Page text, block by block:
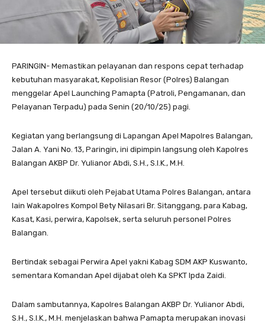
PARINGIN- Memastikan pelayanan dan respons cepat terhadap
kebutuhan masyarakat, Kepolisian Resor (Polres) Balangan
menggelar Apel Launching Pamapta (Patroli, Pengamanan, dan
Pelayanan Terpadu) pada Senin (20/10/25) pagi.
Kegiatan yang berlangsung di Lapangan Apel Mapolres Balangan,
Jalan A. Yani No. 13, Paringin, ini dipimpin langsung oleh Kapolres
Balangan AKBP Dr. Yulianor Abdi, S.H., S.I.K., M.H.
Apel tersebut diikuti oleh Pejabat Utama Polres Balangan, antara
lain Wakapolres Kompol Bety Nilasari Br. Sitanggang, para Kabag,
Kasat, Kasi, perwira, Kapolsek, serta seluruh personel Polres
Balangan.
Bertindak sebagai Perwira Apel yakni Kabag SDM AKP Kuswanto,
sementara Komandan Apel dijabat oleh Ka SPKT Ipda Zaidi.
Dalam sambutannya, Kapolres Balangan AKBP Dr. Yulianor Abdi,
S.H., S.I.K., M.H. menjelaskan bahwa Pamapta merupakan inovasi